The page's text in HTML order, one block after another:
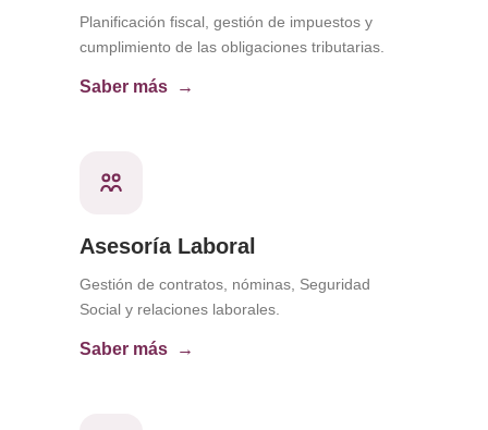
Planificación fiscal, gestión de impuestos y
cumplimiento de las obligaciones tributarias.
Saber más
Asesoría Laboral
Gestión de contratos, nóminas, Seguridad
Social y relaciones laborales.
Saber más